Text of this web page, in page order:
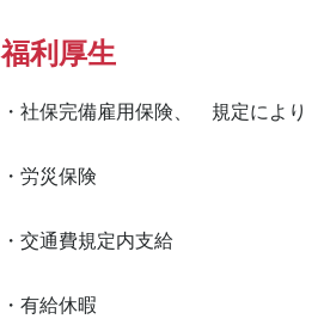
福利厚生
・社保完備雇用保険、　規定により
・労災保険
・交通費規定内支給
・有給休暇